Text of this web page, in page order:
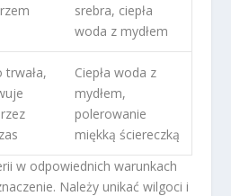
srebra, ciepła
woda z mydłem
trwała,
Ciepła woda z
mydłem,
polerowanie
miękką ściereczką
w odpowiednich warunkach
Należy unikać wilgoci i